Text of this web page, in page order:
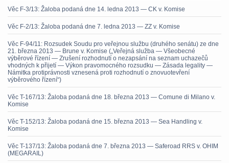
Věc F-3/13: Žaloba podaná dne 14. ledna 2013 — CK v. Komise
Věc F-2/13: Žaloba podaná dne 7. ledna 2013 — ZZ v. Komise
Věc F-94/11: Rozsudek Soudu pro veřejnou službu (druhého senátu) ze dne
21. března 2013 — Brune v. Komise („Veřejná služba — Všeobecné
výběrové řízení — Zrušení rozhodnutí o nezapsání na seznam uchazečů
vhodných k přijetí — Výkon pravomocného rozsudku — Zásada legality —
Námitka protiprávnosti vznesená proti rozhodnutí o znovuotevření
výběrového řízení“)
Věc T-167/13: Žaloba podaná dne 18. března 2013 — Comune di Milano v.
Komise
Věc T-152/13: Žaloba podaná dne 15. března 2013 — Sea Handling v.
Komise
Věc T-137/13: Žaloba podaná dne 7. března 2013 — Saferoad RRS v. OHIM
(MEGARAIL)